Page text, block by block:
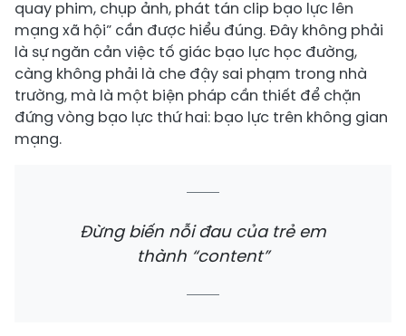
quay phim, chụp ảnh, phát tán clip bạo lực lên
mạng xã hội” cần được hiểu đúng. Đây không phải
là sự ngăn cản việc tố giác bạo lực học đường,
càng không phải là che đậy sai phạm trong nhà
trường, mà là một biện pháp cần thiết để chặn
đứng vòng bạo lực thứ hai: bạo lực trên không gian
mạng.
Đừng biến nỗi đau của trẻ em
thành “content”